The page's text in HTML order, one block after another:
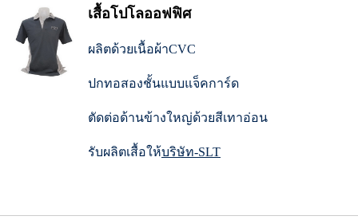
เสื้อโปโลออฟฟิศ
ผลิตด้วยเนื้อผ้าCVC
ปกทอสองชั้นแบบแจ็คการ์ด
ตัดต่อด้านข้างใหญ่ด้วยสีเทาอ่อน
รับผลิตเสื้อให้บริษัท-SLT